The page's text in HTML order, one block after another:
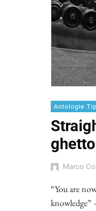
Antologie
Marco
“You are
knowledge”